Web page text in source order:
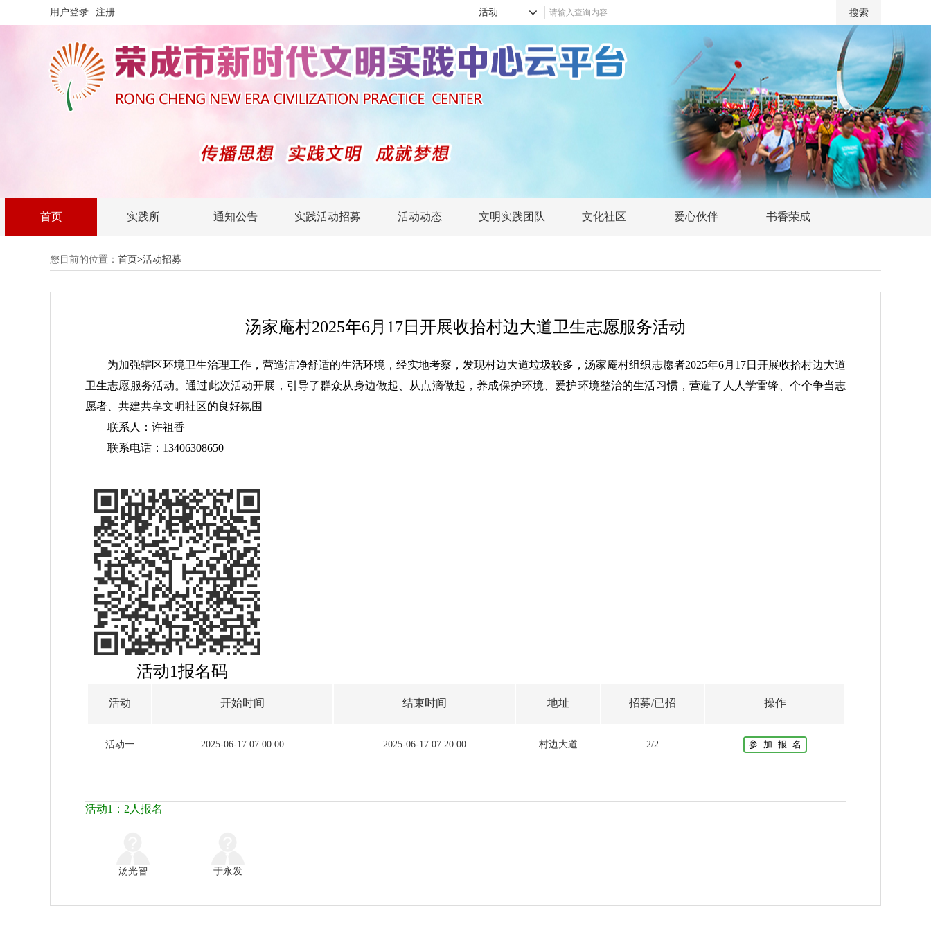
用户登录 注册 活动
首页 实践所 通知公告 实践活动招募 活动动态 文明实践团队 文化社区 爱心伙伴 书香荣成
您目前的位置： 首页>活动招募
汤家庵村2025年6月17日开展收拾村边大道卫生志愿服务活动
为加强辖区环境卫生治理工作，营造洁净舒适的生活环境，经实地考察，发现村边大道垃圾较多，汤家庵村组织志愿者2025年6月17日开展收拾村边大道
卫生志愿服务活动。通过此次活动开展，引导了群众从身边做起、从点滴做起，养成保护环境、爱护环境整治的生活习惯，营造了人人学雷锋、个个争当志
愿者、共建共享文明社区的良好氛围
联系人：许祖香
联系电话：13406308650
活动1报名码
活动 开始时间 结束时间 地址 招募/已招 操作
活动一 2025-06-17 07:00:00 2025-06-17 07:20:00 村边大道 2/2 参 加 报 名
活动1：2人报名
汤光智 于永发